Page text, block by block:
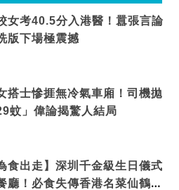
女考40.5分入港醫！囂張言論
版下場極震撼
搭士慘捱無冷氣車廂！司機拋
蚊」偉論揭驚人結局
食出走】深圳千金級生日儀式
廳！必食失傳香港名菜仙鶴神